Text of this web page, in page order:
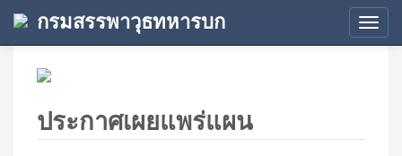
กรมสรรพาวุธทหารบก
ประกาศเผยแพร่แผน